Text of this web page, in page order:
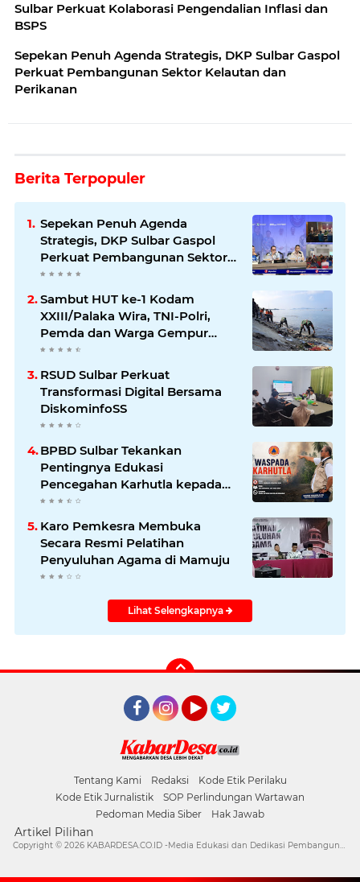
Sulbar Perkuat Kolaborasi Pengendalian Inflasi dan
BSPS
Sepekan Penuh Agenda Strategis, DKP Sulbar Gaspol
Perkuat Pembangunan Sektor Kelautan dan
Perikanan
Berita Terpopuler
Sepekan Penuh Agenda
Strategis, DKP Sulbar Gaspol
Perkuat Pembangunan Sektor
Kelautan dan Perikanan
Sambut HUT ke-1 Kodam
XXIII/Palaka Wira, TNI-Polri,
Pemda dan Warga Gempur
Sampah di Pantai Bahari
RSUD Sulbar Perkuat
Transformasi Digital Bersama
DiskominfoSS
BPBD Sulbar Tekankan
Pentingnya Edukasi
Pencegahan Karhutla kepada
Masyarakat
Karo Pemkesra Membuka
Secara Resmi Pelatihan
Penyuluhan Agama di Mamuju
Lihat Selengkapnya
Tentang Kami Redaksi
Kode Etik Perilaku
Kode Etik Jurnalistik
SOP Perlindungan Wartawan
Pedoman Media Siber
Hak Jawab
Artikel Pilihan
Copyright © 2026 KABARDESA.CO.ID -Media Edukasi dan Dedikasi Pembangunan Desa